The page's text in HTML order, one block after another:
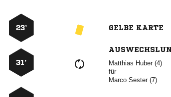
23’ GELBE KARTE
31’
  
für
  